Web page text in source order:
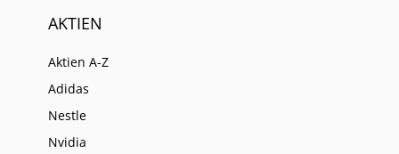
AKTIEN
Aktien A-Z
Adidas
Nestle
Nvidia